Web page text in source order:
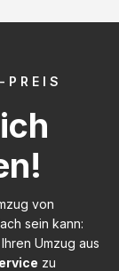
PREIS
von
sein kann:
Umzug aus
zu